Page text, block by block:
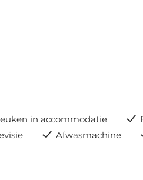
in accommodatie
Afwasmachine